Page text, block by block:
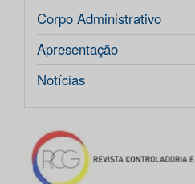
Corpo Administrativo
Apresentação
Notícias